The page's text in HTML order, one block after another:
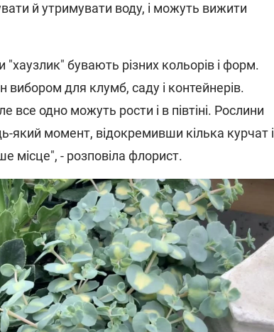
й утримувати воду, і можуть вижити
"хаузлик" бувають різних кольорів і форм.
для клумб, саду і контейнерів.
все одно можуть рости і в півтіні. Рослини
який момент, відокремивши кілька курчат і
місце", - розповіла флорист.